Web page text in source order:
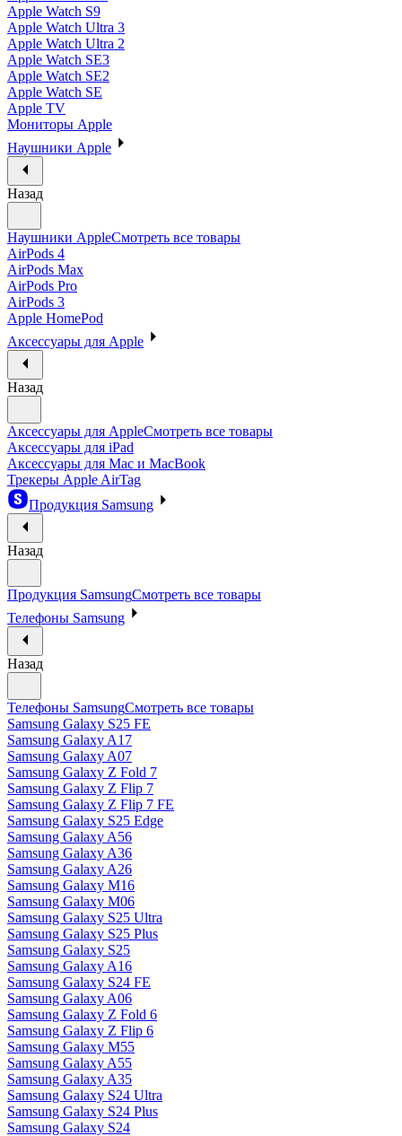
Apple Watch S9
Apple Watch Ultra 3
Apple Watch Ultra 2
Apple Watch SE3
Apple Watch SE2
Apple Watch SE
Apple TV
Мониторы Apple
Наушники Apple
Назад
Наушники AppleСмотреть все товары
AirPods 4
AirPods Max
AirPods Pro
AirPods 3
Apple HomePod
Аксессуары для Apple
Назад
Аксессуары для AppleСмотреть все товары
Аксессуары для iPad
Аксессуары для Mac и MacBook
Трекеры Apple AirTag
Продукция Samsung
Назад
Продукция SamsungСмотреть все товары
Телефоны Samsung
Назад
Телефоны SamsungСмотреть все товары
Samsung Galaxy S25 FE
Samsung Galaxy A17
Samsung Galaxy A07
Samsung Galaxy Z Fold 7
Samsung Galaxy Z Flip 7
Samsung Galaxy Z Flip 7 FE
Samsung Galaxy S25 Edge
Samsung Galaxy A56
Samsung Galaxy A36
Samsung Galaxy A26
Samsung Galaxy M16
Samsung Galaxy M06
Samsung Galaxy S25 Ultra
Samsung Galaxy S25 Plus
Samsung Galaxy S25
Samsung Galaxy A16
Samsung Galaxy S24 FE
Samsung Galaxy A06
Samsung Galaxy Z Fold 6
Samsung Galaxy Z Flip 6
Samsung Galaxy M55
Samsung Galaxy A55
Samsung Galaxy A35
Samsung Galaxy S24 Ultra
Samsung Galaxy S24 Plus
Samsung Galaxy S24